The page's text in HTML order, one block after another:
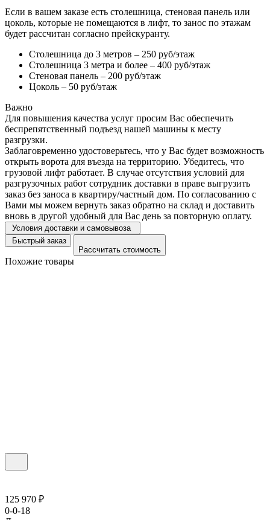
Если в вашем заказе есть столешница, стеновая панель или
цоколь, которые не помещаются в лифт, то занос по этажам
будет рассчитан согласно прейскуранту.
Столешница до 3 метров – 250 руб/этаж
Столешница 3 метра и более – 400 руб/этаж
Стеновая панель – 200 руб/этаж
Цоколь – 50 руб/этаж
Важно
Для повышения качества услуг просим Вас обеспечить
беспрепятственный подъезд нашей машины к месту
разгрузки.
Заблаговременно удостоверьтесь, что у Вас будет возможность
открыть ворота для въезда на территорию. Убедитесь, что
грузовой лифт работает. В случае отсутствия условий для
разгрузочных работ сотрудник доставки в праве выгрузить
заказ без заноса в квартиру/частный дом. По согласованию с
Вами мы можем вернуть заказ обратно на склад и доставить
вновь в другой удобный для Вас день за повторную оплату.
Условия доставки и самовывоза
Быстрый заказ
Рассчитать стоимость
Похожие товары
125 970 ₽
0-0-18